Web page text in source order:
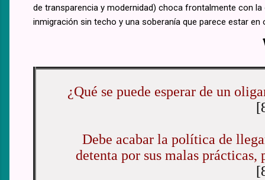
de transparencia y modernidad) choca frontalmente con
inmigración sin techo y una soberanía que parece estar en
¿Qué se puede esperar de un
Debe acabar la política de
detenta por sus malas